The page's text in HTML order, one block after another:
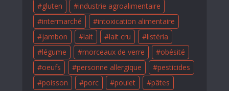
gluten
industrie agroalimentaire
intermarché
intoxication alimentaire
jambon
lait lait cru
listéria
légume
morceaux de verre
obésité
oeufs
personne allergique
pesticides
poisson
porc poulet
pâtes